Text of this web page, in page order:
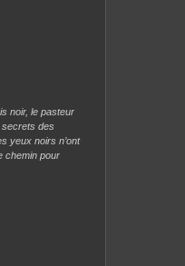
noir, le pasteur
secrets des
yeux noirs n’ont
chemin pour